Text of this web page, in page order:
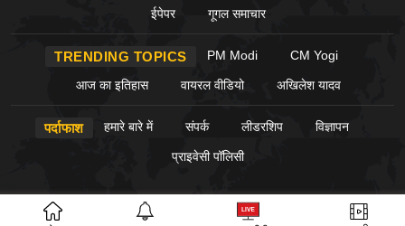
ईपेपर गूगल समाचार
TRENDING TOPICS PM Modi CM Yogi
आज का इतिहास वायरल वीडियो अखिलेश यादव
पर्दाफाश हमारे बारे में संपर्क लीडरशिप विज्ञापन
प्राइवेसी पॉलिसी